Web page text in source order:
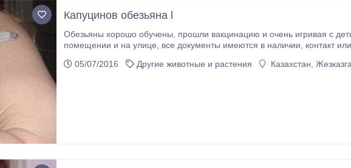
Капуцинов обезьяна l
Обезьяны хорошо обучены, прошли вакцинацию и очень игривая с детьми и другими домашними животными дома и в закрытом
помещении и на улице, все документы имеются в наличии, контакт или по электронной почте для получения дополнительной
05/07/2016
Другие животные и растения Казахстан,